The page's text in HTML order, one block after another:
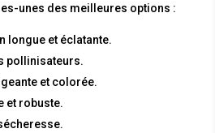
unes des meilleures options :
longue et éclatante.
pollinisateurs.
et colorée.
et robuste.